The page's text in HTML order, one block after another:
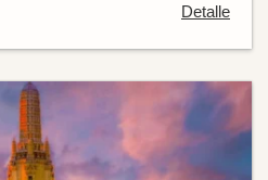
Detalle